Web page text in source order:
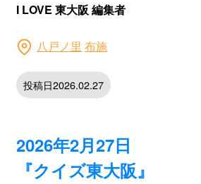
I LOVE 東大阪 編集者
八戸ノ里 布施
投稿日2026.02.27
2026年2月27日
『クイズ東大阪』